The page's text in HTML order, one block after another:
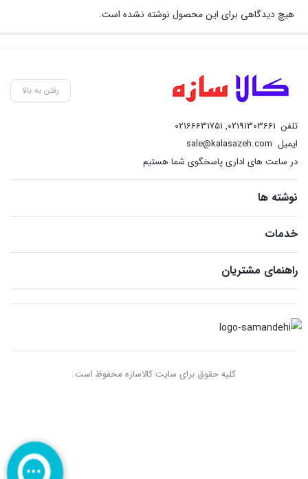
هیچ دیدگاهی برای این محصول نوشته نشده است.
رفتن به بالا
تلفن 02191303661
,
02166631751
ایمیل sale@kalasazeh.com
در ساعت های اداری پاسخگوی شما هستیم
نوشته ها
خدمات
راهنمای مشتریان
کلیه حقوق برای سایت کالاسازه محفوظ است.